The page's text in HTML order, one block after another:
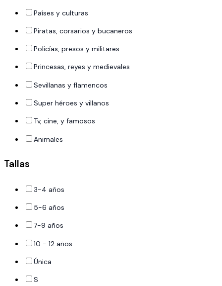
Países y culturas
Piratas, corsarios y bucaneros
Policías, presos y militares
Princesas, reyes y medievales
Sevillanas y flamencos
Super héroes y villanos
Tv, cine, y famosos
Animales
Tallas
3-4 años
5-6 años
7-9 años
10 - 12 años
Única
S